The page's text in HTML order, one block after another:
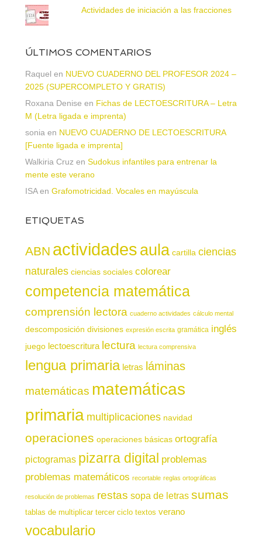
Actividades de iniciación a las fracciones
ÚLTIMOS COMENTARIOS
Raquel en NUEVO CUADERNO DEL PROFESOR 2024 –
2025 (SUPERCOMPLETO Y GRATIS)
Roxana Denise en Fichas de LECTOESCRITURA – Letra
M (Letra ligada e imprenta)
sonia en NUEVO CUADERNO DE LECTOESCRITURA
[Fuente ligada e imprenta]
Walkiria Cruz en Sudokus infantiles para entrenar la
mente este verano
ISAen Grafomotricidad. Vocales en mayúscula
ETIQUETAS
ABN actividadesaula cartilla ciencias
naturales ciencias sociales colorear
competencia matemática
comprensión lectora cuaderno actividades cálculo mental
descomposición divisiones expresión escrita gramática inglés
juego lectoescritura lectura lectura comprensiva
lengua primaria letras láminas
matemáticas matemáticas
primaria multiplicaciones navidad
operaciones operaciones básicas ortografía
pictogramas pizarra digital problemas
problemas matemáticos recortable reglas ortográficas
resolución de problemas restas sopa de letras sumas
tablas de multiplicar tercer ciclo textos verano
vocabulario